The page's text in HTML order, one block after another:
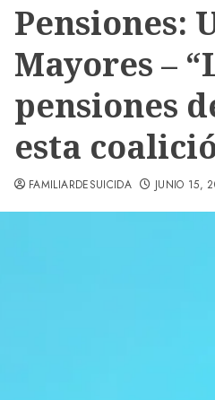
Pensiones:
Mayores –
pensiones
esta
FAMILIARDESUICIDA JUNIO 15,